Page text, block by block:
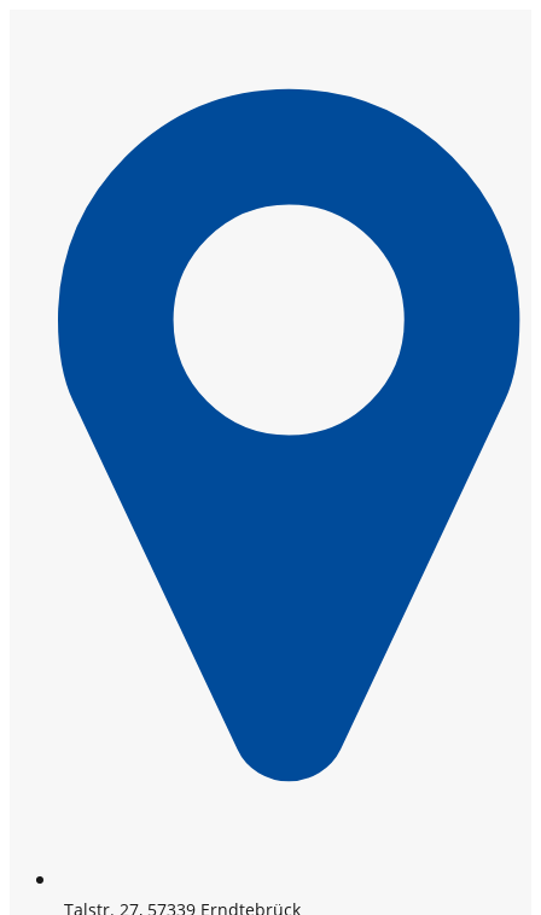
Talstr. 27, 57339 Erndtebrück